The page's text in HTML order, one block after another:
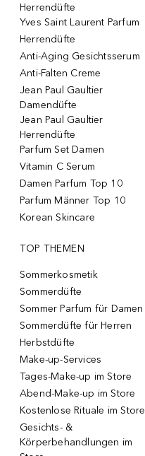
Herrendüfte
Yves Saint Laurent Parfum
Herrendüfte
Anti-Aging Gesichtsserum
Anti-Falten Creme
Jean Paul Gaultier
Damendüfte
Jean Paul Gaultier
Herrendüfte
Parfum Set Damen
Vitamin C Serum
Damen Parfum Top 10
Parfum Männer Top 10
Korean Skincare
TOP THEMEN
Sommerkosmetik
Sommerdüfte
Sommer Parfum für Damen
Sommerdüfte für Herren
Herbstdüfte
Make-up-Services
Tages-Make-up im Store
Abend-Make-up im Store
Kostenlose Rituale im Store
Gesichts- &
Körperbehandlungen im